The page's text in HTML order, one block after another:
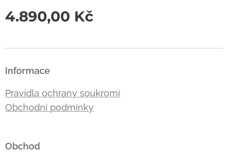
4.890,00 Kč
Informace
Pravidla ochrany soukromí
Obchodní podmínky
Obchod